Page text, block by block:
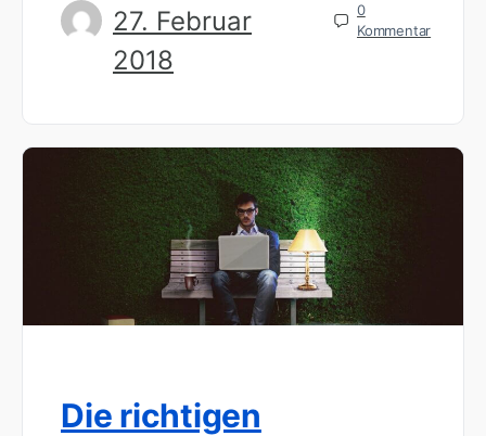
27. Februar
2018
0
Kommentar
Die richtigen